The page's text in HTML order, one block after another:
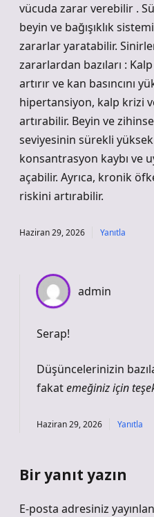
vücuda zarar verebilir .
beyin ve bağışıklık
zararlar yaratabilir.
zararlardan bazıları : Kalp
artırır ve kan basıncını
hipertansiyon, kalp krizi
artırabilir. Beyin ve
seviyesinin sürekli yüksek
konsantrasyon kaybı ve
açabilir. Ayrıca, kronik
riskini artırabilir.
Haziran 29, 2026 Yanıtla
admin
Serap!
Düşüncelerinizin
fakatemeğiniz için
Haziran 29, 2026 Yanıtla
Bir yanıt yazın
E-posta adresiniz